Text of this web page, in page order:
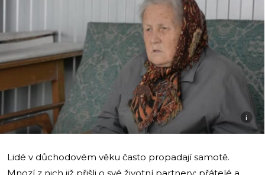
i
Lidé v důchodovém věku často propadají samotě.